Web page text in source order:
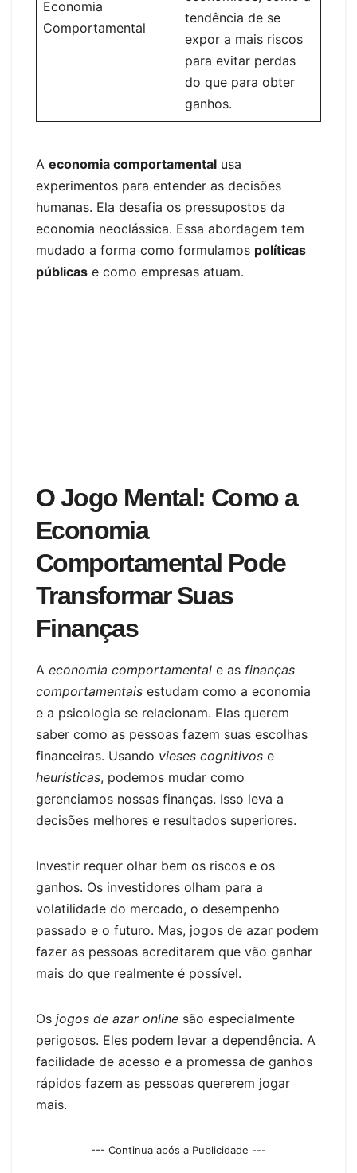
Economia
Comportamental
tendência de se
expor a mais riscos
para evitar perdas
do que para obter
ganhos.
A economia comportamental usa
experimentos para entender as decisões
humanas. Ela desafia os pressupostos da
economia neoclássica. Essa abordagem tem
mudado a forma como formulamos políticas
públicas e como empresas atuam.
O Jogo Mental: Como a
Economia
Comportamental Pode
Transformar Suas
Finanças
A economia comportamental e as finanças
comportamentais estudam como a economia
e a psicologia se relacionam. Elas querem
saber como as pessoas fazem suas escolhas
financeiras. Usando vieses cognitivos e
heurísticas, podemos mudar como
gerenciamos nossas finanças. Isso leva a
decisões melhores e resultados superiores.
Investir requer olhar bem os riscos e os
ganhos. Os investidores olham para a
volatilidade do mercado, o desempenho
passado e o futuro. Mas, jogos de azar podem
fazer as pessoas acreditarem que vão ganhar
mais do que realmente é possível.
Os jogos de azar online são especialmente
perigosos. Eles podem levar a dependência. A
facilidade de acesso e a promessa de ganhos
rápidos fazem as pessoas quererem jogar
mais.
--- Continua após a Publicidade ---